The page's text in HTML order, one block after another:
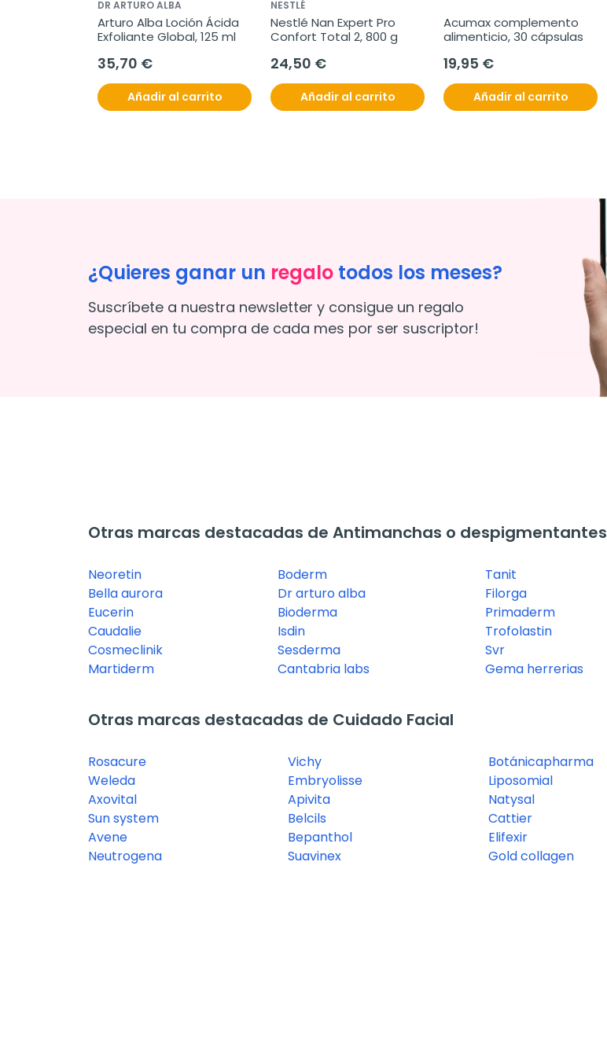
DR ARTURO ALBA
Arturo Alba Loción Ácida
Exfoliante Global, 125 ml
35,70 €
Añadir al carrito
NESTLÉ
Nestlé Nan Expert Pro
Confort Total 2, 800 g
24,50 €
Añadir al carrito
Acumax complemento
alimenticio, 30 cápsulas
19,95 €
Añadir al carrito
¿Quieres ganar un regalo todos los meses?
Suscríbete a nuestra newsletter y consigue un regalo
especial en tu compra de cada mes por ser suscriptor!
Otras marcas destacadas de Antimanchas o despigmentantes
Neoretin
Bella aurora
Eucerin
Caudalie
Cosmeclinik
Martiderm
Boderm
Dr arturo alba
Bioderma
Isdin
Sesderma
Cantabria labs
Tanit
Filorga
Primaderm
Trofolastin
Svr
Gema herrerias
Otras marcas destacadas de Cuidado Facial
Rosacure
Weleda
Axovital
Sun system
Avene
Neutrogena
Vichy
Embryolisse
Apivita
Belcils
Bepanthol
Suavinex
Botánicapharma
Liposomial
Natysal
Cattier
Elifexir
Gold collagen